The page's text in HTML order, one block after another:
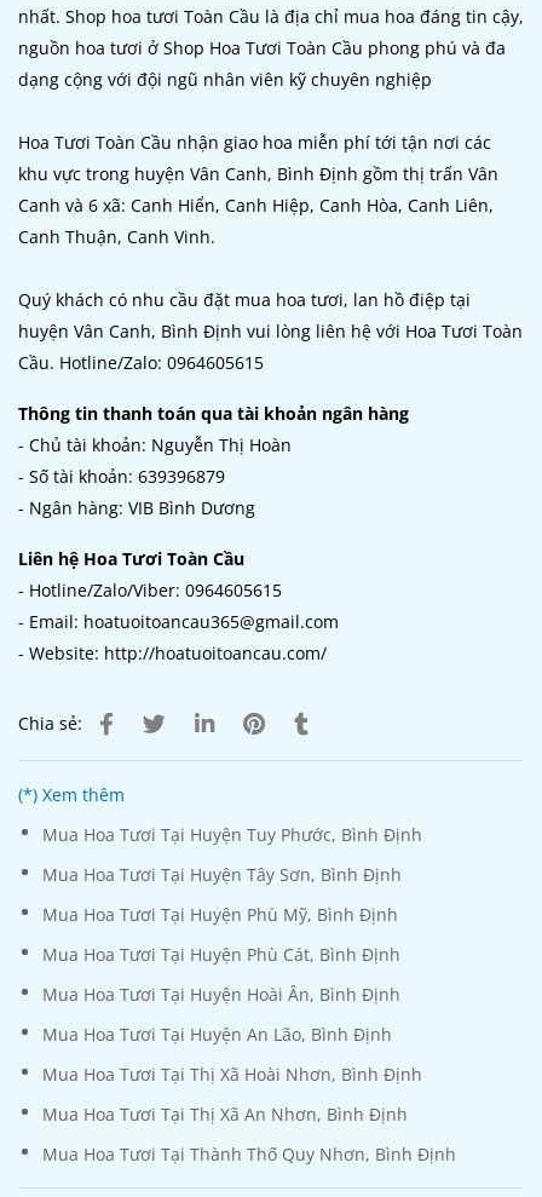
nhất. Shop hoa tươi Toàn Cầu là địa chỉ mua hoa đáng tin cậy,
nguồn hoa tươi ở Shop Hoa Tươi Toàn Cầu phong phú và đa
dạng cộng với đội ngũ nhân viên kỹ chuyên nghiệp
Hoa Tươi Toàn Cầu nhận giao hoa miễn phí tới tận nơi các
khu vực trong huyện Vân Canh, Bình Định gồm thị trấn Vân
Canh và 6 xã: Canh Hiển, Canh Hiệp, Canh Hòa, Canh Liên,
Canh Thuận, Canh Vinh.
Quý khách có nhu cầu đặt mua hoa tươi, lan hồ điệp tại
huyện Vân Canh, Bình Định vui lòng liên hệ với Hoa Tươi Toàn
Cầu. Hotline/Zalo: 0964605615
Thông tin thanh toán qua tài khoản ngân hàng
- Chủ tài khoản: Nguyễn Thị Hoàn
- Số tài khoản: 639396879
- Ngân hàng: VIB Bình Dương
Liên hệ Hoa Tươi Toàn Cầu
- Hotline/Zalo/Viber: 0964605615
- Email: hoatuoitoancau365@gmail.com
- Website: http://hoatuoitoancau.com/
Chia sẻ:
(*) Xem thêm
Mua Hoa Tươi Tại Huyện Tuy Phước, Bình Định
Mua Hoa Tươi Tại Huyện Tây Sơn, Bình Định
Mua Hoa Tươi Tại Huyện Phù Mỹ, Bình Định
Mua Hoa Tươi Tại Huyện Phù Cát, Bình Định
Mua Hoa Tươi Tại Huyện Hoài Ân, Bình Định
Mua Hoa Tươi Tại Huyện An Lão, Bình Định
Mua Hoa Tươi Tại Thị Xã Hoài Nhơn, Bình Định
Mua Hoa Tươi Tại Thị Xã An Nhơn, Bình Định
Mua Hoa Tươi Tại Thành Thố Quy Nhơn, Bình Định